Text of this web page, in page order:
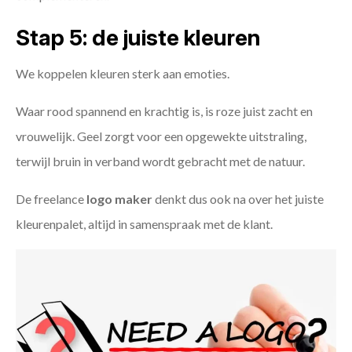
Stap 5: de juiste kleuren
We koppelen kleuren sterk aan emoties.
Waar rood spannend en krachtig is, is roze juist zacht en
vrouwelijk. Geel zorgt voor een opgewekte uitstraling,
terwijl bruin in verband wordt gebracht met de natuur.
De freelance logo makerdenkt dus ook na over het juiste
kleurenpalet, altijd in samenspraak met de klant.